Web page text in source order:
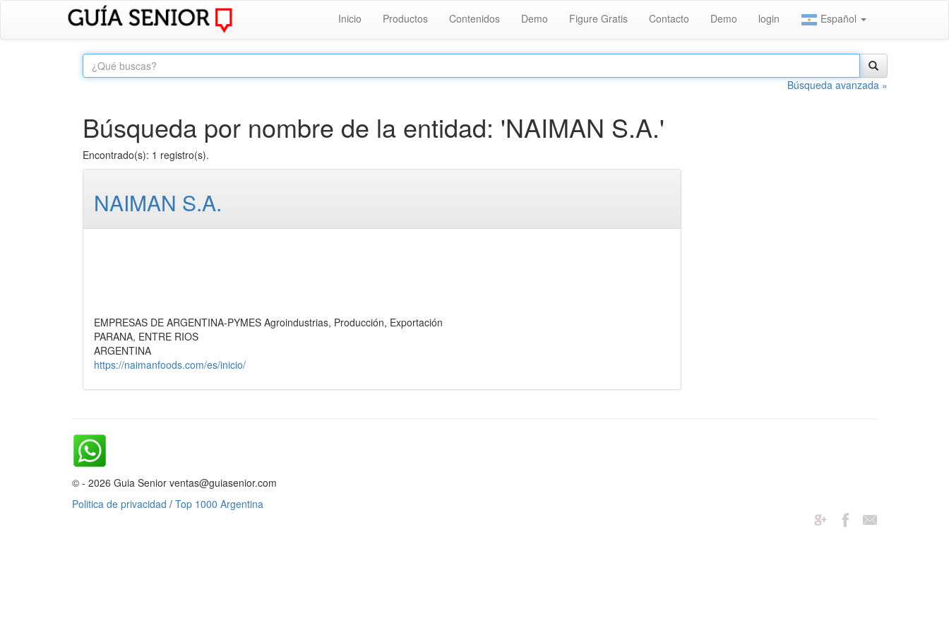
Inicio Productos Contenidos Demo Figure Gratis Contacto Demo login Español
Búsqueda avanzada »
Búsqueda por nombre de la entidad: 'NAIMAN S.A.'
Encontrado(s): 1 registro(s).
NAIMAN S.A.
EMPRESAS DE ARGENTINA-PYMES Agroindustrias, Producción, Exportación
PARANA, ENTRE RIOS
ARGENTINA
https://naimanfoods.com/es/inicio/
© - 2026 Guia Senior ventas@guiasenior.com
Politica de privacidad / Top 1000 Argentina